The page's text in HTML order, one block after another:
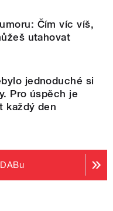
Čím víc víš,
utahovat
jednoduché si
Pro úspěch je
každý den